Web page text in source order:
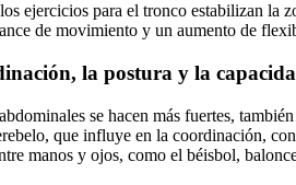
ejercicios para el tronco estabilizan la
de movimiento y un aumento de
la postura y la
se hacen más fuertes,
que influye en la coordinación,
manos y ojos, como el béisbol,